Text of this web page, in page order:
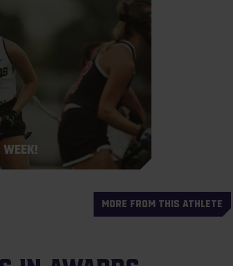
MORE FROM THIS ATHLETE